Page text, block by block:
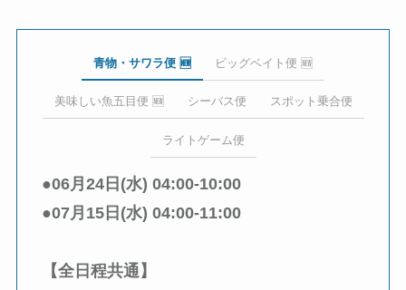
青物・サワラ便 🆕 ビッグベイト便 🆕
美味しい魚五目便 🆕 シーバス便 スポット乗合便
ライトゲーム便
●06月24日(水) 04:00-10:00
●07月15日(水) 04:00-11:00
【全日程共通】